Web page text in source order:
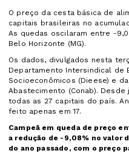
O preço da cesta básica de
capitais brasileiras no
As quedas oscilaram entre -
Belo Horizonte (MG).
Os dados, divulgados nesta
Departamento Intersindical de
Socioeconômicos (Dieese) e
Abastecimento (Conab).
todas as 27 capitais do país.
feito apenas em 17.
Campeã em queda de preço
a redução de -9,08% no valor
do ano passado, com o preço